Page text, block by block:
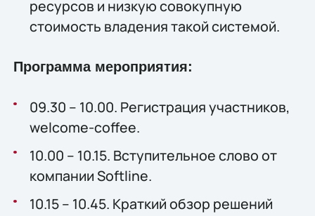
ресурсов и низкую совокупную
стоимость владения такой системой.
Программа мероприятия:
09.30 – 10.00. Регистрация участников,
welcome-coffee.
10.00 – 10.15. Вступительное слово от
компании Softline.
10.15 – 10.45. Краткий обзор решений